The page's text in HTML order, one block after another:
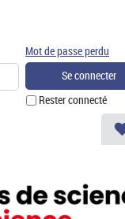
Rester connecté
Mot de passe perdu